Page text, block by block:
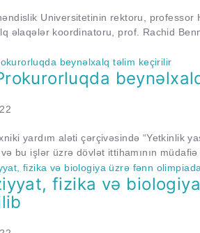
Universitetinin rektoru,
əlaqələr koordinatoru, prof. Rachid
yardım aləti çərçivəsində “Yetkinlik
və bu işlər üzrə dövlət ittihamının
fizika və